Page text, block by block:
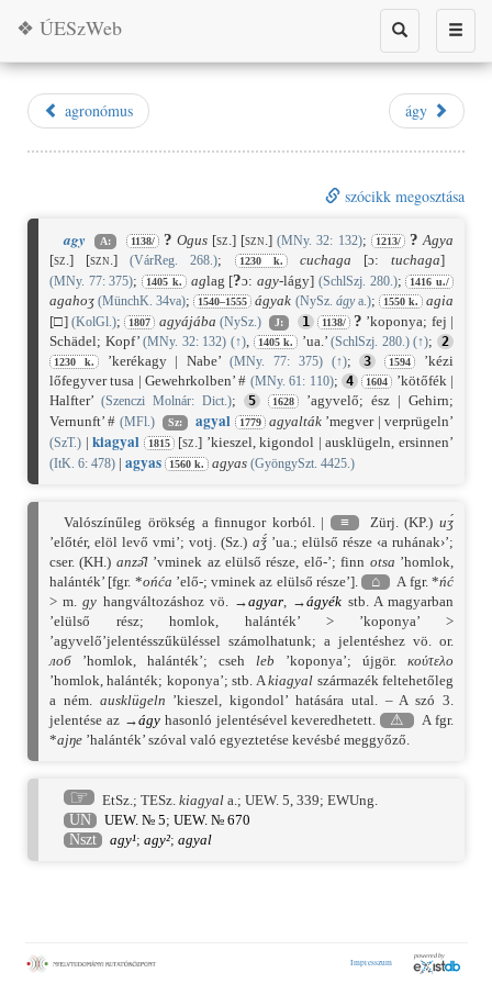
Toggle
Toggle
search
❖ ÚESzWeb
agronómus ágy
szócikk megosztása
agy A: 1138/ ? Ogus[sz.] [szn.] (MNy. 32: 132); 1213/ ? Agya
[sz.] [szn.] (VárReg. 268.); 1230 k. cuchaga [ɔ: tuchaga]
(MNy. 77: 375); 1405 k. aglag [?ɔ:agy-lágy] (SchlSzj. 280.); 1416 u./
agahoʒ (MünchK. 34va); 1540–1555 ágyak (NySz. ágya.); 1550 k.
agia
[□] (KolGl.); 1807 agyájába (NySz.) J: 1 1138/ ? ’koponya; fej |
Schädel; Kopf’(MNy. 32: 132) (↑), 1405 k. ’ua.’(SchlSzj. 280.) (↑); 2
1230 k. ’kerékagy | Nabe’(MNy. 77: 375) (↑); 3 1594
’kézi
lőfegyver tusa | Gewehrkolben’ # (MNy. 61: 110); 4 1604
’kötőfék |
Halfter’ (Szenczi Molnár: Dict.); 5 1628
’agyvelő; ész | Gehirn;
Vernunft’ # (MFl.) Sz: agyal 1779 agyalták ’megver | verprügeln’
(SzT.) |kiagyal 1815 [sz.] ’kieszel, kigondol | ausklügeln, ersinnen’
(ItK. 6: 478) | agyas 1560 k. agyas (GyöngySzt. 4425.)
Valószínűleg örökség a finnugor korból. | ≡ Zürj. (KP.) uʒ́
’előtér, elöl levő vmi’; votj. (Sz.) aǯ́’ua.; elülső része ‹a ruhának›’;
cser. (KH.) anzǝ̑l’vminek az elülső része, elő-’; finn otsa ’homlok,
halánték’ [fgr. *ońća ’elő-; vminek az elülső része’]. ⌂ A fgr. *ńć
> m.gy hangváltozáshoz vö. →agyar, →ágyék stb. A magyarban
’elülső rész; homlok, halánték’ > ’koponya’ >
’agyvelő’jelentésszűküléssel számolhatunk; a jelentéshez vö. or.
лоб ’homlok, halánték’; cseh leb ’koponya’; újgör. κούτελο
’homlok, halánték; koponya’; stb. Akiagyal származék feltehetőleg
a ném. ausklügeln ’kieszel, kigondol’ hatására utal. – A szó 3.
jelentése az →ágyhasonló jelentésével keveredhetett. ⚠
A fgr.
*ajŋe ’halánték’ szóval való egyeztetése kevésbé meggyőző.
☞ EtSz.;TESz. kiagyal a.;UEW. 5, 339;EWUng.
UN
UEW. № 5;UEW. № 670
Nszt
agy¹;agy²;agyal